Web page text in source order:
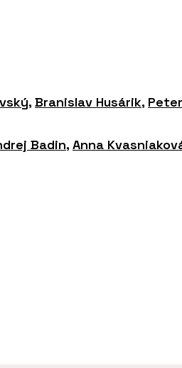
, Branislav Husárik,
Badin, Anna